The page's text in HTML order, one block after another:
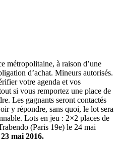
métropolitaine, à raison d’une
d’achat. Mineurs autorisés.
votre agenda et vos
si vous remportez une place de
Les gagnants seront contactés
y répondre, sans quoi, le lot sera
Lots en jeu : 2×2 places de
(Paris 19e) le 24 mai
mai 2016.